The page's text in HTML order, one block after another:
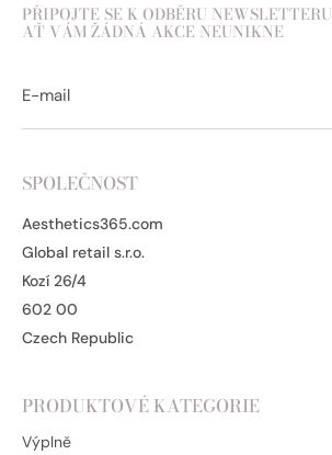
PŘIPOJTE SE K ODBĚRU NEWSLETTERU
AŤ VÁM ŽÁDNÁ AKCE NEUNIKNE
SPOLEČNOST
Aesthetics365.com
Global retail s.r.o.
Kozí 26/4
602 00
Czech Republic
PRODUKTOVÉ KATEGORIE
Výplně